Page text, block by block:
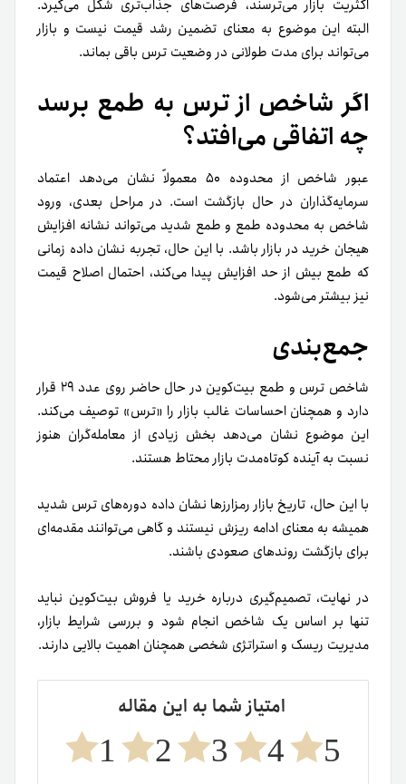
اکثریت بازار می‌ترسند، فرصت‌های جذاب‌تری شکل می‌گیرد.
البته این موضوع به معنای تضمین رشد قیمت نیست و بازار
می‌تواند برای مدت طولانی در وضعیت ترس باقی بماند.
اگر شاخص از ترس به طمع برسد
چه اتفاقی می‌افتد؟
عبور شاخص از محدوده ۵۰ معمولاً نشان می‌دهد اعتماد
سرمایه‌گذاران در حال بازگشت است. در مراحل بعدی، ورود
شاخص به محدوده طمع و طمع شدید می‌تواند نشانه افزایش
هیجان خرید در بازار باشد. با این حال، تجربه نشان داده زمانی
که طمع بیش از حد افزایش پیدا می‌کند، احتمال اصلاح قیمت
نیز بیشتر می‌شود.
جمع‌بندی
شاخص ترس و طمع بیت‌کوین در حال حاضر روی عدد ۲۹ قرار
دارد و همچنان احساسات غالب بازار را «ترس» توصیف می‌کند.
این موضوع نشان می‌دهد بخش زیادی از معامله‌گران هنوز
نسبت به آینده کوتاه‌مدت بازار محتاط هستند.
با این حال، تاریخ بازار رمزارزها نشان داده دوره‌های ترس شدید
همیشه به معنای ادامه ریزش نیستند و گاهی می‌توانند مقدمه‌ای
برای بازگشت روندهای صعودی باشند.
در نهایت، تصمیم‌گیری درباره خرید یا فروش بیت‌کوین نباید
تنها بر اساس یک شاخص انجام شود و بررسی شرایط بازار،
مدیریت ریسک و استراتژی شخصی همچنان اهمیت بالایی دارند.
امتیاز شما به این مقاله
5
4
3
2
1